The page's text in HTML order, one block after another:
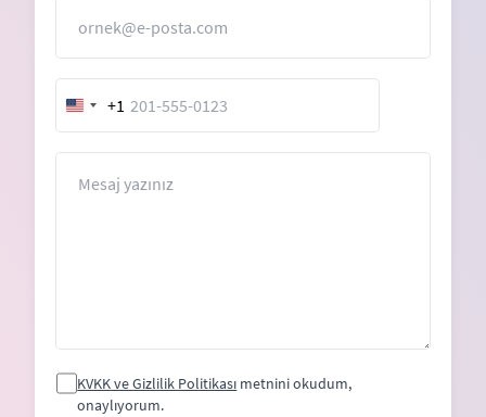
United
States
+1
KVKK ve Gizlilik Politikası metnini okudum,
onaylıyorum.